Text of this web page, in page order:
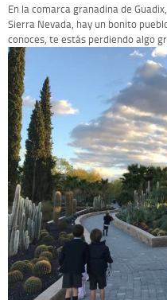
En la comarca granadina de
Sierra Nevada, hay un bonito
conoces, te estás perdiendo algo